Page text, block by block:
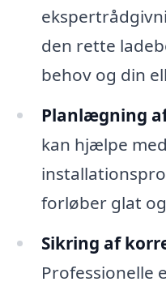
den rette
behov og din
Planlægning
kan hjælpe
forløber glat
Sikring af
Professionelle